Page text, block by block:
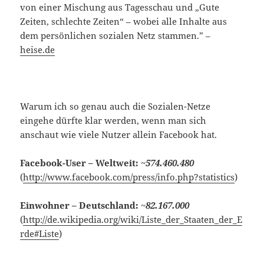
von einer Mischung aus Tagesschau und „Gute
Zeiten, schlechte Zeiten“ – wobei alle Inhalte aus
dem persönlichen sozialen Netz stammen.” –
heise.de
Warum ich so genau auch die Sozialen-Netze
eingehe dürfte klar werden, wenn man sich
anschaut wie viele Nutzer allein Facebook hat.
Facebook-User – Weltweit: ~574.460.480
(http://www.facebook.com/press/info.php?statistics)
Einwohner – Deutschland: ~82.167.000
(http://de.wikipedia.org/wiki/Liste_der_Staaten_der_E
rde#Liste)